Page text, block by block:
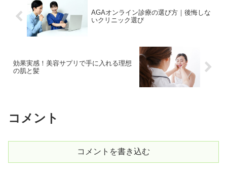
AGAオンライン診療の選び方｜後悔しな
いクリニック選び
効果実感！美容サプリで手に入れる理想
の肌と髪
コメント
コメントを書き込む